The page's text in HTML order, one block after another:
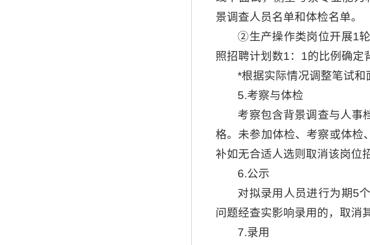
景调查人员名单和体检名单。
②生产操作类岗位开展1
照招聘计划数1：1的比例确定
*根据实际情况调整笔试和
5.考察与体检
考察包含背景调查与人事
格。未参加体检、考察或体检
补如无合适人选则取消该岗位
6.公示
对拟录用人员进行为期5
问题经查实影响录用的，取消
7.录用